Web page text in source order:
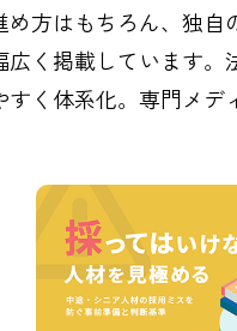
め方はもちろん、独
く掲載しています
すく体系化。専門メ